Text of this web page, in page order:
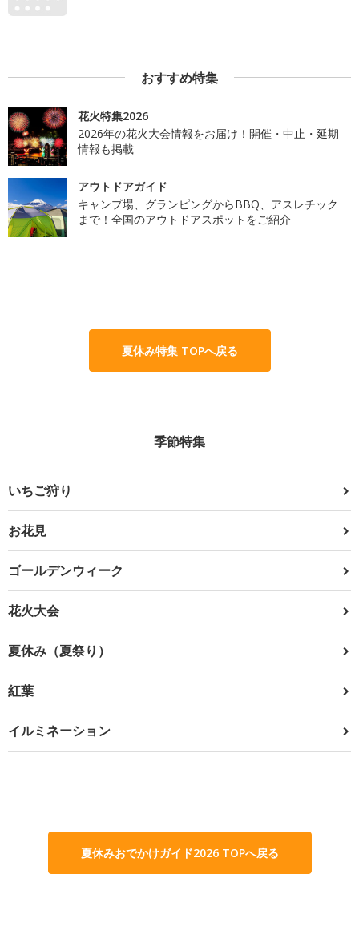
おすすめ特集
花火特集2026
2026年の花火大会情報をお届け！開催・中止・延期
情報も掲載
アウトドアガイド
キャンプ場、グランピングからBBQ、アスレチック
まで！全国のアウトドアスポットをご紹介
夏休み特集 TOPへ戻る
季節特集
いちご狩り
お花見
ゴールデンウィーク
花火大会
夏休み（夏祭り）
紅葉
イルミネーション
夏休みおでかけガイド2026 TOPへ戻る